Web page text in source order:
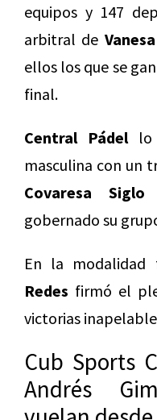
equipos y 147
arbitral de
ellos los que se
final.
Central Pádello
masculina con un
Covaresa Siglo
gobernado su
En la modalidad
Redes firmó el
victorias
Cub Sports
Andrés